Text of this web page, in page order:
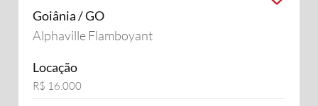
Goiânia / GO
Alphaville Flamboyant
Locação
R$ 16.000